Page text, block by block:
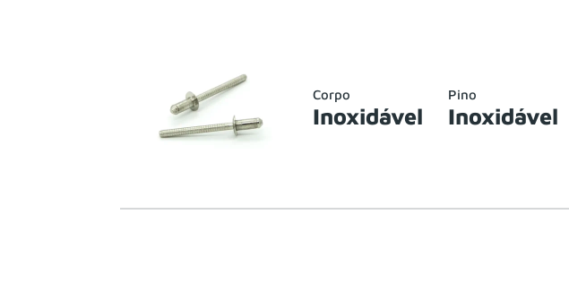
Corpo
Inoxidável
Pino
Inoxidável